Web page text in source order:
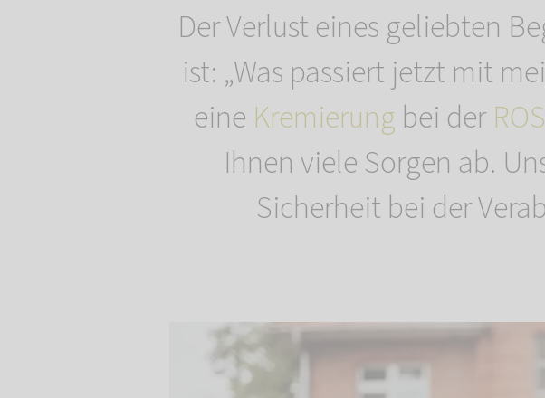
Der Verlust eines geliebten
ist: „Was passiert jetzt mit
eine Kremierung bei der
Ihnen viele Sorgen ab.
Sicherheit bei der